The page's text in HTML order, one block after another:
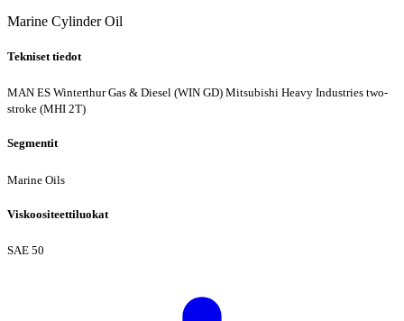
Marine Cylinder Oil
Tekniset tiedot
MAN ES Winterthur Gas & Diesel (WIN GD) Mitsubishi Heavy Industries two-
stroke (MHI 2T)
Segmentit
Marine Oils
Viskoositeettiluokat
SAE 50